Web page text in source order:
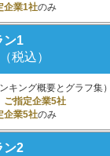
企業1社のみ
ン1
税込）
キング概要とグラフ集）
ご指定企業5社
企業5社のみ
ン2